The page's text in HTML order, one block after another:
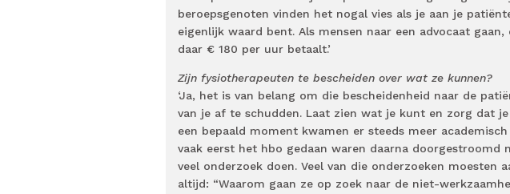
beroepsgenoten vinden het nogal vies als je aan je
eigenlijk waard bent. Als mensen naar een advocaat
daar € 180 per uur betaalt.’
Zijn fysiotherapeuten te bescheiden over wat ze kunnen?
‘Ja, het is van belang om die bescheidenheid naar de
van je af te schudden. Laat zien wat je kunt en zorg dat
een bepaald moment kwamen er steeds meer
vaak eerst het hbo gedaan waren daarna doorgestroomd
veel onderzoek doen. Veel van die onderzoeken
altijd: “Waarom gaan ze op zoek naar de niet-